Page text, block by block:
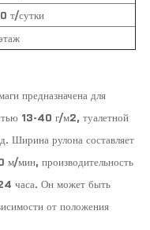
т/сутки
предназначена для
13-40 г/м2, туалетной
Ширина рулона составляет
мин, производительность
часа. Он может быть
от положения